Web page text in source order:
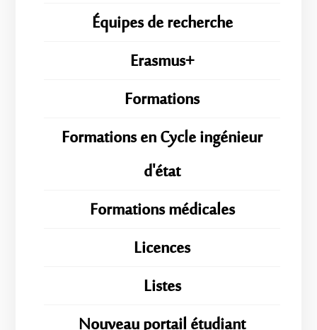
Équipes de recherche
Erasmus+
Formations
Formations en Cycle ingénieur
d'état
Formations médicales
Licences
Listes